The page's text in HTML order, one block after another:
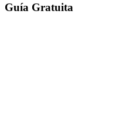
Guía Gratuita